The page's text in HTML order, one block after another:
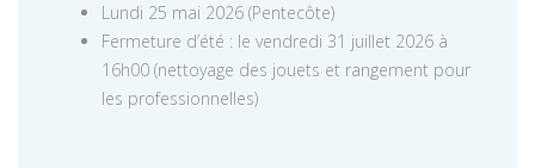
Lundi 25 mai 2026 (Pentecôte)
Fermeture d’été : le vendredi 31 juillet 2026 à
16h00 (nettoyage des jouets et rangement pour
les professionnelles)